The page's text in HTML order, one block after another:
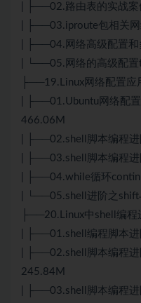
| ├──02.路由表的实战
| ├──03.iproute包相关
| ├──04.网络高级配置
| └──05.网络的高级配
├──19.Linux网络配置应
| ├──01.Ubuntu网络配
466.06M
| ├──02.shell脚本编程
| ├──03.shell脚本编程
| ├──04.while循环
| └──05.shell进阶之
├──20.Linux中shell编程
| ├──01.shell编程脚本
| ├──02.shell脚本编程
245.84M
| ├──03.shell脚本编程